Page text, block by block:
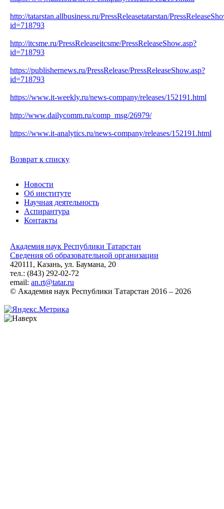
http://tatarstan.allbusiness.ru/PressReleasetatarstan/
id=718793
http://itcsme.ru/PressReleaseitcsme/PressReleaseShow.asp?
id=718793
https://publishernews.ru/PressRelease/PressReleaseShow.asp?
id=718793
https://www.it-weekly.ru/news-company/releases/152191.html
http://www.dailycomm.ru/comp_msg/26979/
https://www.it-analytics.ru/news-company/releases/152191.html
Возврат к списку
Новости
Об институте
Научная деятельность
Аспирантура
Контакты
Академия наук Республики Татарстан
Сведения об образовательной организации
420111, Казань, ул. Баумана, 20
тел.: (843) 292-02-72
email: an.rt@tatar.ru
© Академия наук Республики Татарстан 2016 – 2026